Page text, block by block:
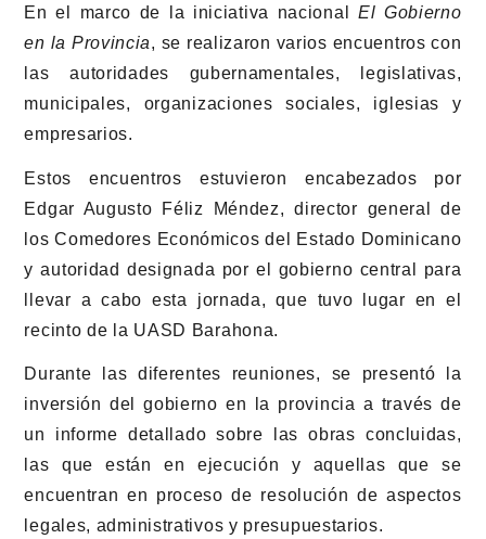
En el marco de la iniciativa nacional El Gobierno
en la Provincia, se realizaron varios encuentros con
las autoridades gubernamentales, legislativas,
municipales, organizaciones sociales, iglesias y
empresarios.
Estos encuentros estuvieron encabezados por
Edgar Augusto Féliz Méndez, director general de
los Comedores Económicos del Estado Dominicano
y autoridad designada por el gobierno central para
llevar a cabo esta jornada, que tuvo lugar en el
recinto de la UASD Barahona.
Durante las diferentes reuniones, se presentó la
inversión del gobierno en la provincia a través de
un informe detallado sobre las obras concluidas,
las que están en ejecución y aquellas que se
encuentran en proceso de resolución de aspectos
legales, administrativos y presupuestarios.